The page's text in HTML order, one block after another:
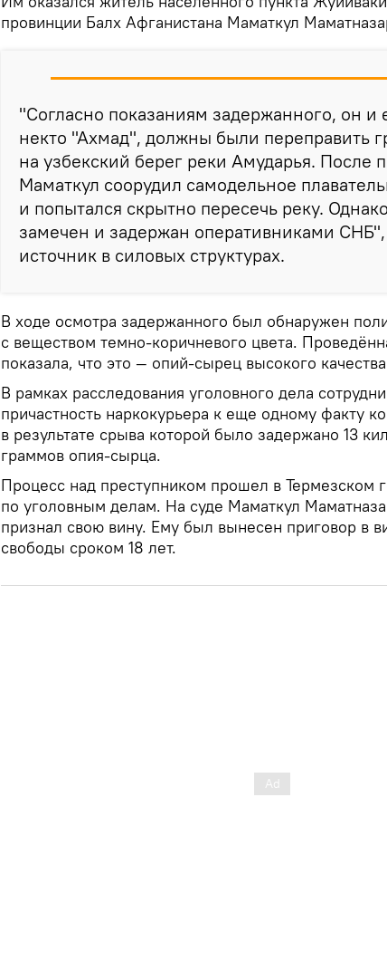
провинции Балх Афганистана Маматкул
"Согласно показаниям задержанного, он и
некто "Ахмад", должны были переправить
на узбекский берег реки Амударья. После
Маматкул соорудил самодельное
и попытался скрытно пересечь реку.
замечен и задержан оперативниками
источник в силовых структурах.
В ходе осмотра задержанного был обнаружен
с веществом темно-коричневого цвета.
показала, что это — опий-сырец высокого
В рамках расследования уголовного дела
причастность наркокурьера к еще одному факту
в результате срыва которой было задержано 13
граммов опия-сырца.
Процесс над преступником прошел в Термезском
по уголовным делам. На суде Маматкул
признал свою вину. Ему был вынесен приговор в
свободы сроком 18 лет.